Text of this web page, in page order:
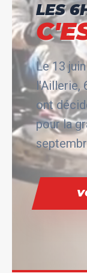
LES
Le 13
l'Aillerie,
ont
pour la